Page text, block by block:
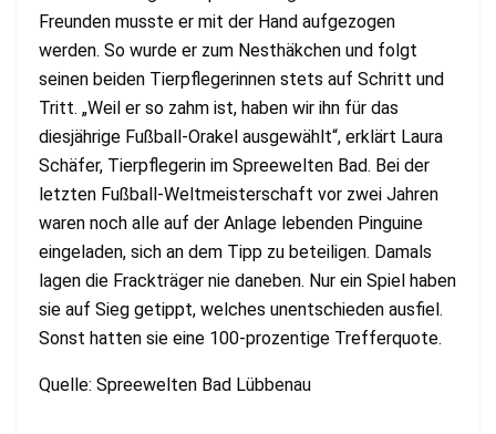
Freunden musste er mit der Hand aufgezogen
werden. So wurde er zum Nesthäkchen und folgt
seinen beiden Tierpflegerinnen stets auf Schritt und
Tritt. „Weil er so zahm ist, haben wir ihn für das
diesjährige Fußball-Orakel ausgewählt“, erklärt Laura
Schäfer, Tierpflegerin im Spreewelten Bad. Bei der
letzten Fußball-Weltmeisterschaft vor zwei Jahren
waren noch alle auf der Anlage lebenden Pinguine
eingeladen, sich an dem Tipp zu beteiligen. Damals
lagen die Frackträger nie daneben. Nur ein Spiel haben
sie auf Sieg getippt, welches unentschieden ausfiel.
Sonst hatten sie eine 100-prozentige Trefferquote.
Quelle: Spreewelten Bad Lübbenau